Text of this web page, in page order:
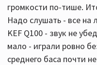
громкости по-тише.
Надо слушать - все на
KEF Q100 - звук не
мало - играли ровно
среднего баса почти